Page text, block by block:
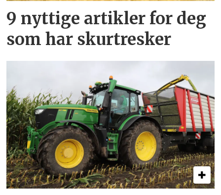
9 nyttige artikler for deg
som har skurtresker